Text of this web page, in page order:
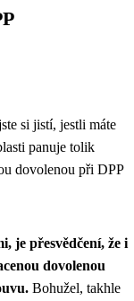
si jistí, jestli máte
panuje tolik
dovolenou při DPP
je přesvědčení, že i
dovolenou
Bohužel, takhle